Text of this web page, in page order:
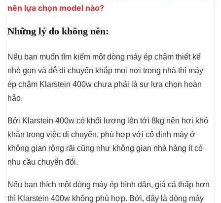
nên lựa chọn model nào?
Những lý do không nên:
Nếu bạn muốn tìm kiếm một dòng máy ép chậm thiết kế
nhỏ gọn và dễ di chuyển khắp mọi nơi trong nhà thì máy
ép chậm Klarstein 400w chưa phải là sự lựa chọn hoàn
hảo.
Bởi Klarstein 400w có khối lượng lên tới 8kg nên hơi khó
khăn trong việc di chuyển, phù hợp với cố định máy ở
không gian rộng rãi cũng như không gian nhà hàng ít có
nhu cầu chuyển đổi.
Nếu bạn thích một dòng máy ép bình dân, giá cả thấp hơn
thì Klarstein 400w không phù hợp. Bởi, đây là dòng máy